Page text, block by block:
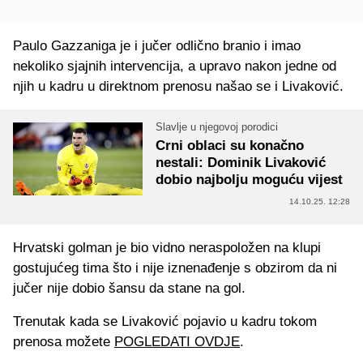
Paulo Gazzaniga je i jučer odlično branio i imao
nekoliko sjajnih intervencija, a upravo nakon jedne od
njih u kadru u direktnom prenosu našao se i Livaković.
Slavlje u njegovoj porodici
Crni oblaci su konačno
nestali: Dominik Livaković
dobio najbolju moguću vijest
14.10.25. 12:28
Hrvatski golman je bio vidno neraspoložen na klupi
gostujućeg tima što i nije iznenađenje s obzirom da ni
jučer nije dobio šansu da stane na gol.
Trenutak kada se Livaković pojavio u kadru tokom
prenosa možete POGLEDATI OVDJE.